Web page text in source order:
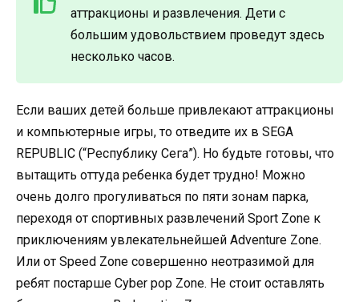
аттракционы и развлечения. Дети с
большим удовольствием проведут здесь
несколько часов.
Если ваших детей больше привлекают аттракционы
и компьютерные игры, то отведите их в SEGA
REPUBLIC (“Республику Сега”). Но будьте готовы, что
вытащить оттуда ребенка будет трудно! Можно
очень долго прогуливаться по пяти зонам парка,
переходя от спортивных развлечений Sport Zone к
приключениям увлекательнейшей Adventure Zone.
Или от Speed Zone совершенно неотразимой для
ребят постарше Cyber pop Zone. Не стоит оставлять